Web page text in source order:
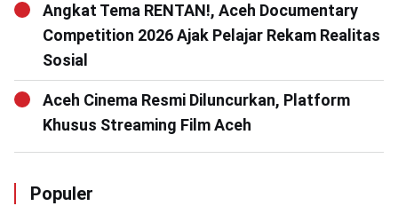
Angkat Tema RENTAN!, Aceh Documentary
Competition 2026 Ajak Pelajar Rekam Realitas
Sosial
Aceh Cinema Resmi Diluncurkan, Platform
Khusus Streaming Film Aceh
Populer